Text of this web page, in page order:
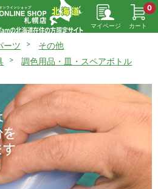
マイページ カート
0
ーツ
その他
調色用品・皿・スペアボトル